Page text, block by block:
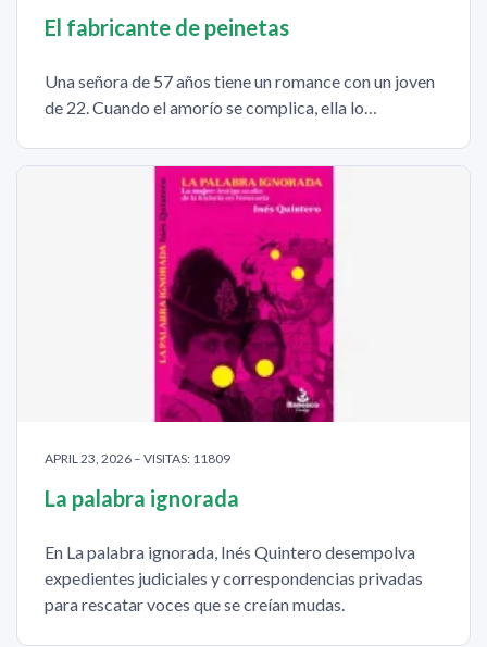
El fabricante de peinetas
Una señora de 57 años tiene un romance con un joven
de 22. Cuando el amorío se complica, ella lo…
APRIL 23, 2026 – VISITAS: 11809
La palabra ignorada
En La palabra ignorada, Inés Quintero desempolva
expedientes judiciales y correspondencias privadas
para rescatar voces que se creían mudas.